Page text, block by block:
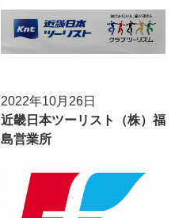
2022年10月26日
近畿日本ツーリスト（株）福
島営業所